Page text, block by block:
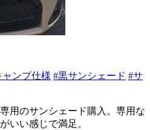
ャンプ仕様 #黒サンシェード #サ
用のサンシェード購入。専用な
いい感じで満足。